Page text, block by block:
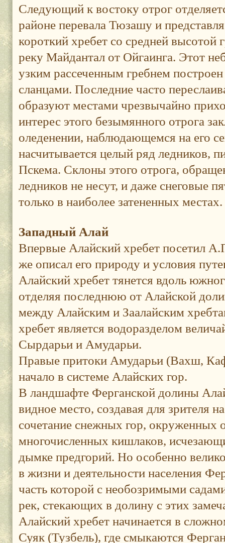
Следующий к востоку отрог
районе перевала Тюзашу и
короткий хребет со средней
реку Майдантал от Ойгаинга. Этот
узким рассеченным гребнем
сланцами. Последние часто
образуют местами чрезвычайно
интерес этого безымянного отрога
оледенении, наблюдающемся на его
насчитывается целый ряд ледников,
Пскема. Склоны этого отрога,
ледников не несут, и даже снеговые
только в наиболее затененных местах.
Западный Алай
Впервые Алайский хребет посетил
же описал его природу и условия
Алайский хребет тянется вдоль
отделяя последнюю от Алайской
между Алайским и Заалайским
хребет является водоразделом
Сырдарьи и Амударьи.
Правые притоки Амударьи (Вахш,
начало в системе Алайских гор.
В ландшафте Ферганской долины
видное место, создавая для зрителя
сочетание снежных гор, окруженных
многочисленных кишлаков,
дымке предгорий. Но особенно
в жизни и деятельности населения
часть которой с необозримыми
рек, стекающих в долину с этих
Алайский хребет начинается в
Суяк (Тузбель), где смыкаются